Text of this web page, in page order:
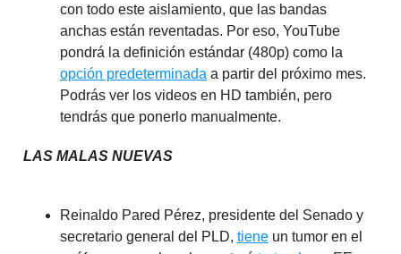
con todo este aislamiento, que las bandas
anchas están reventadas. Por eso, YouTube
pondrá la definición estándar (480p) como la
opción predeterminada a partir del próximo mes.
Podrás ver los videos en HD también, pero
tendrás que ponerlo manualmente.
LAS MALAS NUEVAS
Reinaldo Pared Pérez, presidente del Senado y
secretario general del PLD, tiene un tumor en el